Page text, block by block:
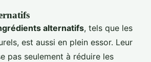
alternatifs, tels que les
est aussi en plein essor. Leur
pas seulement à réduire les